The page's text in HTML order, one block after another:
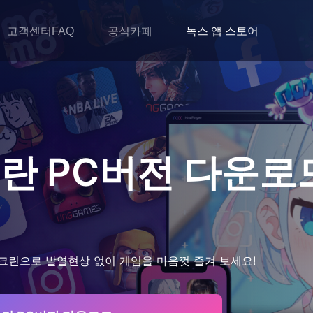
고객센터FAQ 공식카페 녹스 앱 스토어
PC버전 다운로
린으로 발열현상 없이 게임을 마음껏 즐겨 보세요!